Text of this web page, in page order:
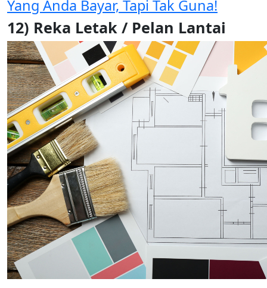
Yang Anda Bayar, Tapi Tak Guna!
12) Reka Letak / Pelan Lantai